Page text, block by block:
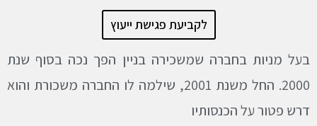
לקביעת פגישת ייעוץ
בעל מניות בחברה שמשכירה בניין הפך נכה בסוף שנת
2000. החל משנת 2001, שילמה לו החברה משכורת והוא
דרש פטור על הכנסותיו